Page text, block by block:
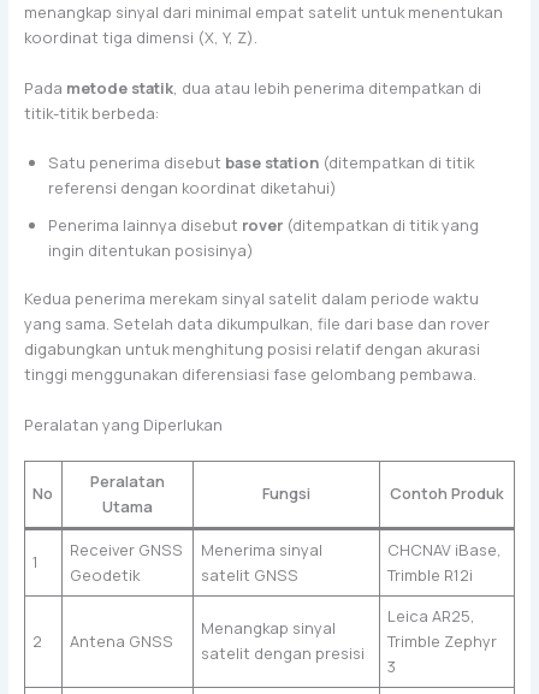
menangkap sinyal dari minimal empat satelit untuk menentukan
koordinat tiga dimensi (X, Y, Z).
Pada metode statik, dua atau lebih penerima ditempatkan di
titik-titik berbeda:
Satu penerima disebut base station(ditempatkan di titik
referensi dengan koordinat diketahui)
Penerima lainnya disebut rover(ditempatkan di titik yang
ingin ditentukan posisinya)
Kedua penerima merekam sinyal satelit dalam periode waktu
yang sama. Setelah data dikumpulkan, file dari base dan rover
digabungkan untuk menghitung posisi relatif dengan akurasi
tinggi menggunakan diferensiasi fase gelombang pembawa.
Peralatan yang Diperlukan
No
Peralatan
Utama
Fungsi Contoh Produk
1
Receiver GNSS
Geodetik
Menerima sinyal
satelit GNSS
CHCNAV iBase,
Trimble R12i
2 Antena GNSS
Menangkap sinyal
satelit dengan presisi
Leica AR25,
Trimble Zephyr
3